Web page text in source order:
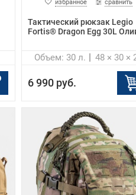
избранное сравнить
Тактический рюкзак Legio
Fortis® Dragon Egg 30L
48 × 30 ×
Объем: 30 л.
6 990 руб.